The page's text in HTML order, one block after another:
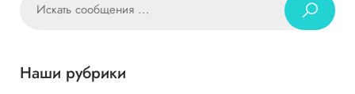
Наши рубрики